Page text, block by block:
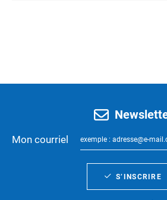
Mon courriel
S’INSCRIRE